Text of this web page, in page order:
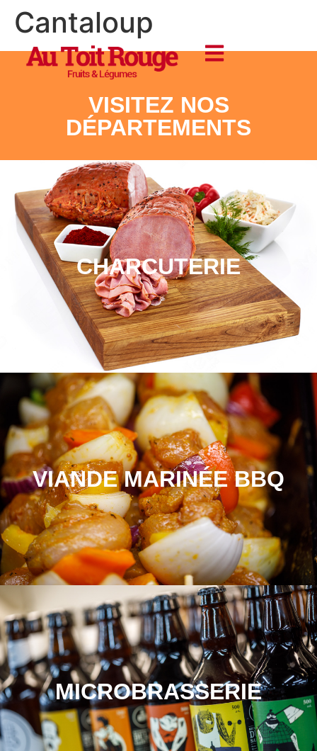
Cantaloup
VISITEZ NOS
DÉPARTEMENTS
CHARCUTERIE
VIANDE MARINÉE BBQ
MICROBRASSERIE